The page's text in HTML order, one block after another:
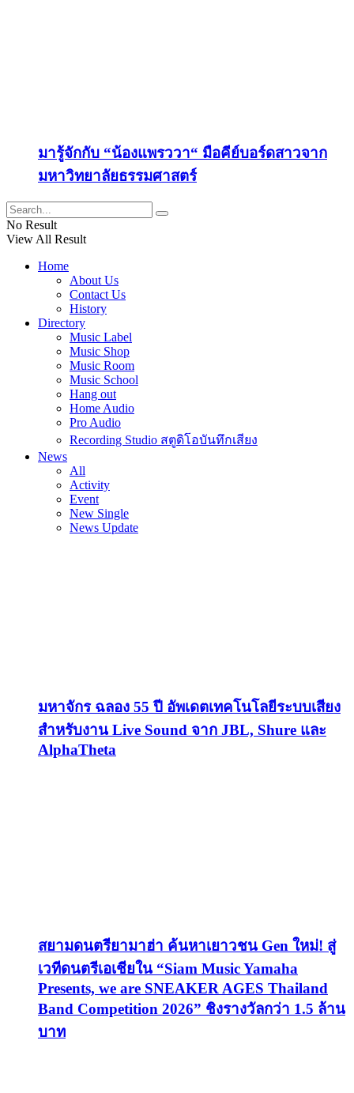
มารู้จักกับ “น้องแพรววา“ มือคีย์บอร์ดสาวจาก
มหาวิทยาลัยธรรมศาสตร์
No Result
View All Result
Home
About Us
Contact Us
History
Directory
Music Label
Music Shop
Music Room
Music School
Hang out
Home Audio
Pro Audio
Recording Studio สตูดิโอบันทึกเสียง
News
All
Activity
Event
New Single
News Update
มหาจักร ฉลอง 55 ปี อัพเดตเทคโนโลยีระบบเสียง
สำหรับงาน Live Sound จาก JBL, Shure และ
AlphaTheta
สยามดนตรียามาฮ่า ค้นหาเยาวชน Gen ใหม่! สู่
เวทีดนตรีเอเชียใน “Siam Music Yamaha
Presents, we are SNEAKER AGES Thailand
Band Competition 2026” ชิงรางวัลกว่า 1.5 ล้าน
บาท